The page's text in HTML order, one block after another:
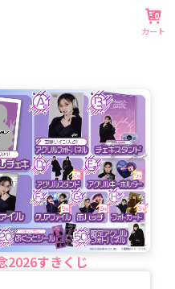
カート
0
2026すきくじ